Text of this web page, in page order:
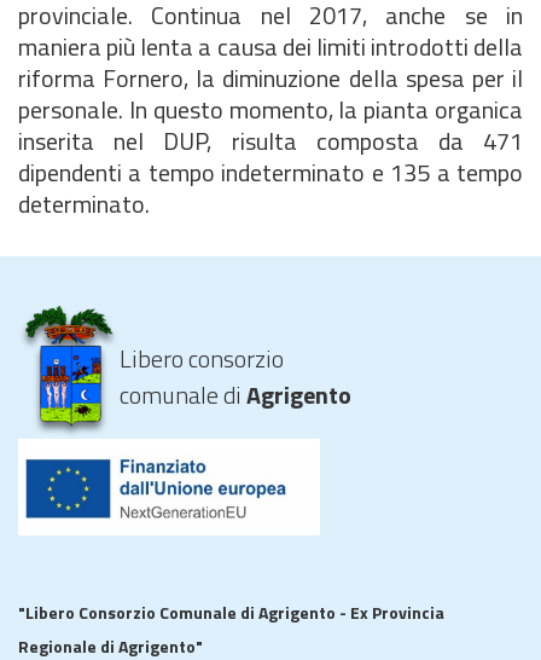
provinciale. Continua nel 2017, anche se in
maniera più lenta a causa dei limiti introdotti della
riforma Fornero, la diminuzione della spesa per il
personale. In questo momento, la pianta organica
inserita nel DUP, risulta composta da 471
dipendenti a tempo indeterminato e 135 a tempo
determinato.
Libero consorzio
comunale diAgrigento
"Libero Consorzio Comunale di Agrigento - Ex Provincia
Regionale di Agrigento"